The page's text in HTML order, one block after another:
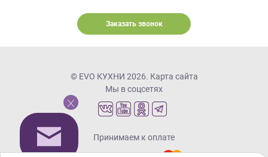
Заказать звонок
© EVO КУХНИ 2026. Карта сайта
Мы в соцсетях
Принимаем к оплате